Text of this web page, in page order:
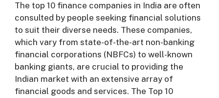
The top 10 finance companies in India are often
consulted by people seeking financial solutions
to suit their diverse needs. These companies,
which vary from state-of-the-art non-banking
financial corporations (NBFCs) to well-known
banking giants, are crucial to providing the
Indian market with an extensive array of
financial goods and services. The Top 10